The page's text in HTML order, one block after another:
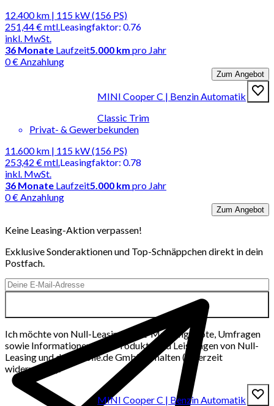
12.400 km | 115 kW (156 PS)
251,44 €mtl.
inkl. MwSt.
Leasingfaktor: 0.76
36 Monate Laufzeit5.000 km pro Jahr
0 € Anzahlung
Zum Angebot
MINI Cooper C | Benzin Automatik
Classic Trim
Privat- & Gewerbekunden
11.600 km | 115 kW (156 PS)
253,42 €mtl.
inkl. MwSt.
Leasingfaktor: 0.78
36 Monate Laufzeit5.000 km pro Jahr
0 € Anzahlung
Zum Angebot
Keine Leasing-Aktion verpassen!
Exklusive Sonderaktionen und Top-Schnäppchen direkt in dein
Postfach.
Ich möchte von Null-Leasing per E-Mail Angebote, Umfragen
sowie Informationen über Produkte und Leistungen von Null-
Leasing und der mobile.de GmbH erhalten (jederzeit
widerrufbar).
MINI Cooper C | Benzin Automatik